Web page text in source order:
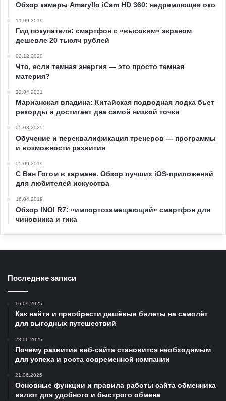
Обзор камеры Amaryllo iCam HD 360: недремлющее око
11.09.2019
Гид покупателя: cмартфон с «высоким» экраном
дешевле 20 тысяч рублей
02.12.2020
Что, если темная энергия — это просто темная
материя?
22.04.2021
Марианская впадина: Китайская подводная лодка бьет
рекорды и достигает дна самой низкой точки
05.03.2025
Обучение и переквалификация тренеров — программы
и возможности развития
05.09.2019
С Ван Гогом в кармане. Обзор лучших iOS-приложений
для любителей искусства
16.04.2019
Обзор INOI R7: «импортозамещающий» смартфон для
чиновника и гика
Последние записи
16.09.2025
Как найти и приобрести дешёвые билеты на самолёт
для выгодных путешествий
28.06.2025
Почему развитие веб-сайта становится необходимым
для успеха и роста современной компании
21.06.2025
Основные функции и правила работы сайта обменника
валют для удобного и быстрого обмена